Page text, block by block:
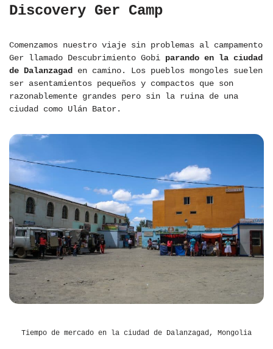
Discovery Ger Camp
Comenzamos nuestro viaje sin problemas al campamento
Ger llamado Descubrimiento Gobi parando en la ciudad
de Dalanzagad en camino. Los pueblos mongoles suelen
ser asentamientos pequeños y compactos que son
razonablemente grandes pero sin la ruina de una
ciudad como Ulán Bator.
Tiempo de mercado en la ciudad de Dalanzagad, Mongolia